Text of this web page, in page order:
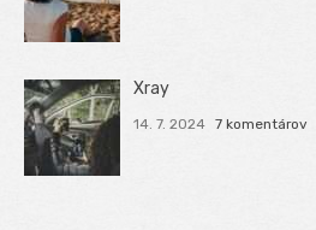
Xray
14. 7. 2024 7 komentárov